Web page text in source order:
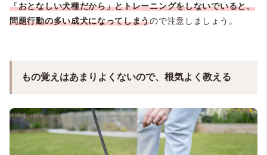
「おとなしい犬種だから」とトレーニングをしないでいると、
問題行動の多い成犬になってしまうので注意しましょう。
もの覚えはあまりよくないので、根気よく教える